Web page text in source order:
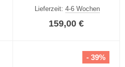
Lieferzeit:4-6 Wochen
159,00 €
- 39%